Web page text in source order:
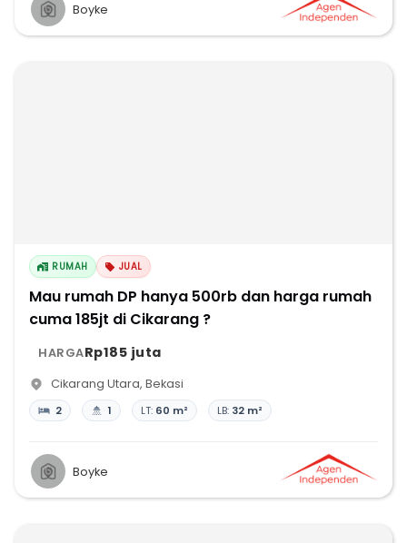
Boyke
RUMAH JUAL
Mau rumah DP hanya 500rb dan harga rumah
cuma 185jt di Cikarang ?
HARGARp185 juta
Cikarang Utara, Bekasi
2 1 LT: 60 m² LB: 32 m²
Boyke